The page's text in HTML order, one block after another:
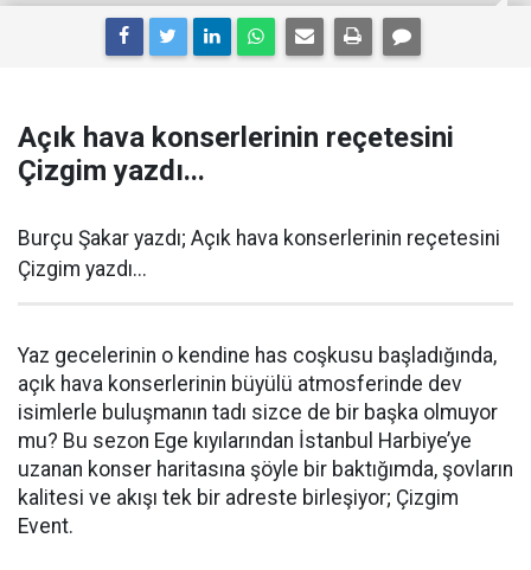
Açık hava konserlerinin reçetesini
Çizgim yazdı...
Burçu Şakar yazdı; Açık hava konserlerinin reçetesini
Çizgim yazdı...
Yaz gecelerinin o kendine has coşkusu başladığında,
açık hava konserlerinin büyülü atmosferinde dev
isimlerle buluşmanın tadı sizce de bir başka olmuyor
mu? Bu sezon Ege kıyılarından İstanbul Harbiye’ye
uzanan konser haritasına şöyle bir baktığımda, şovların
kalitesi ve akışı tek bir adreste birleşiyor; Çizgim
Event.